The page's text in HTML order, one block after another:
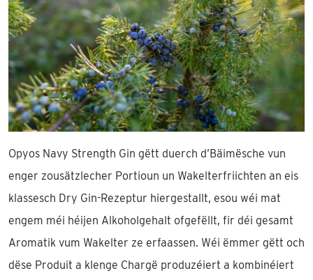
Opyos Navy Strength Gin gëtt duerch d’Bäimësche vun
enger zousätzlecher Portioun un Wakelterfriichten an eis
klassesch Dry Gin-Rezeptur hiergestallt, esou wéi mat
engem méi héijen Alkoholgehalt ofgefëllt, fir déi gesamt
Aromatik vum Wakelter ze erfaassen. Wéi ëmmer gëtt och
dëse Produit a klenge Chargë produzéiert a kombinéiert